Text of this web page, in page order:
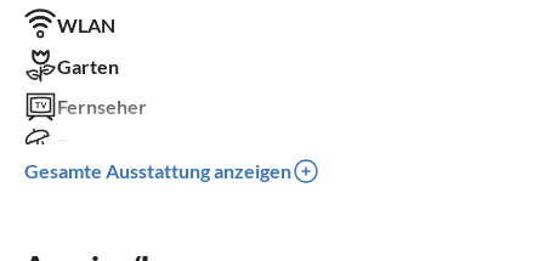
WLAN
Garten
Fernseher
Spülmaschine
Gesamte Ausstattung anzeigen